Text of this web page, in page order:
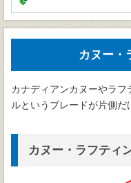
カヌー・
カナディアンカヌーやラ
ルというブレードが片側だ
カヌー・ラフティ